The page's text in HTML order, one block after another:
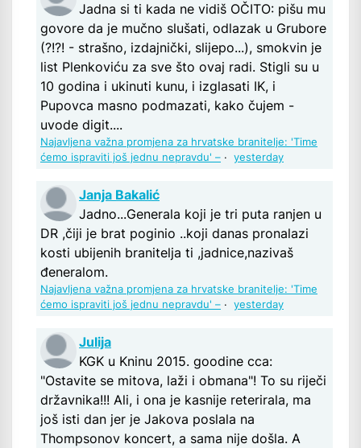
Jadna si ti kada ne vidiš OČITO: pišu mu
govore da je mučno slušati, odlazak u Grubore
(?!?! - strašno, izdajnički, slijepo...), smokvin je
list Plenkoviću za sve što ovaj radi. Stigli su u
10 godina i ukinuti kunu, i izglasati IK, i
Pupovca masno podmazati, kako čujem -
uvode digit....
Najavljena važna promjena za hrvatske branitelje: 'Time
ćemo ispraviti još jednu nepravdu' – · yesterday
Janja Bakalić
Jadno...Generala koji je tri puta ranjen u
DR ,čiji je brat poginio ..koji danas pronalazi
kosti ubijenih branitelja ti ,jadnice,nazivaš
đeneralom.
Najavljena važna promjena za hrvatske branitelje: 'Time
ćemo ispraviti još jednu nepravdu' – · yesterday
Julija
KGK u Kninu 2015. goodine cca:
"Ostavite se mitova, laži i obmana"! To su riječi
državnika!!! Ali, i ona je kasnije reterirala, ma
još isti dan jer je Jakova poslala na
Thompsonov koncert, a sama nije došla. A